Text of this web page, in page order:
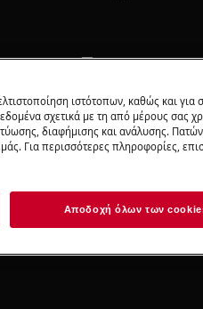
Βρίσκεστε στο
προσφέρουμε
τεχνικούς της
Κλείστε
ιστότοπων, καθώς και για
σχετικά με τη από μέρους σας
διαφήμισης και ανάλυσης.
Για περισσότερες πληροφορίες,
Αποδοχή όλων των